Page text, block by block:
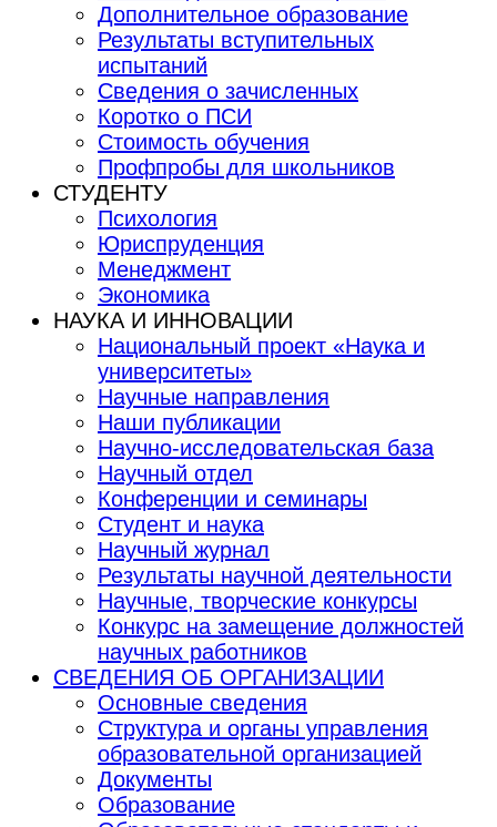
Дополнительное образование
Результаты вступительных
испытаний
Сведения о зачисленных
Коротко о ПСИ
Стоимость обучения
Профпробы для школьников
СТУДЕНТУ
Психология
Юриспруденция
Менеджмент
Экономика
НАУКА И ИННОВАЦИИ
Национальный проект «Наука и
университеты»
Научные направления
Наши публикации
Научно-исследовательская база
Научный отдел
Конференции и семинары
Студент и наука
Научный журнал
Результаты научной деятельности
Научные, творческие конкурсы
Конкурс на замещение должностей
научных работников
СВЕДЕНИЯ ОБ ОРГАНИЗАЦИИ
Основные сведения
Структура и органы управления
образовательной организацией
Документы
Образование